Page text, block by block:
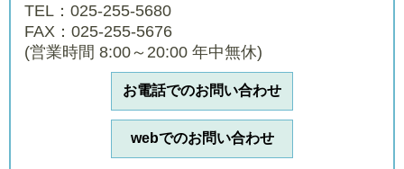
TEL：025-255-5680
FAX：025-255-5676
(営業時間 8:00～20:00 年中無休)
お電話でのお問い合わせ
webでのお問い合わせ